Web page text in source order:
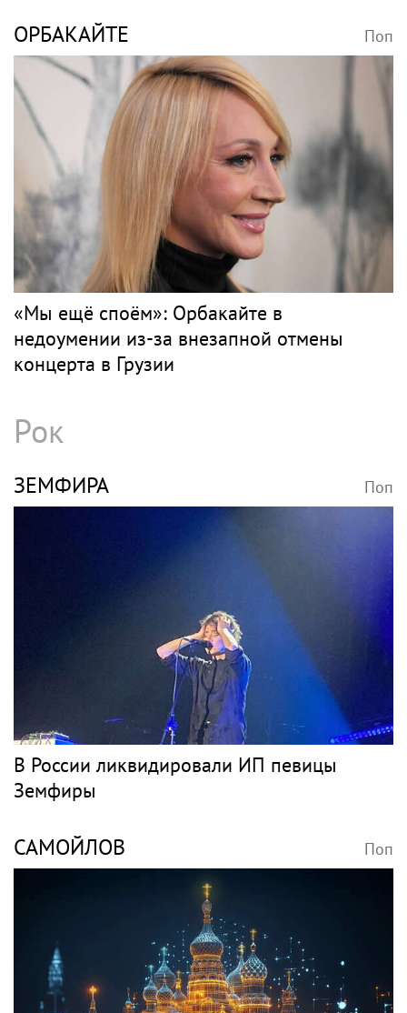
Поп
Весь поп
SHAMAN Поп
Игорь Бутман и Shaman представят новую
«Мы ещё споём»: Орбакайте в
недоумении из-за внезапной отмены
Рок